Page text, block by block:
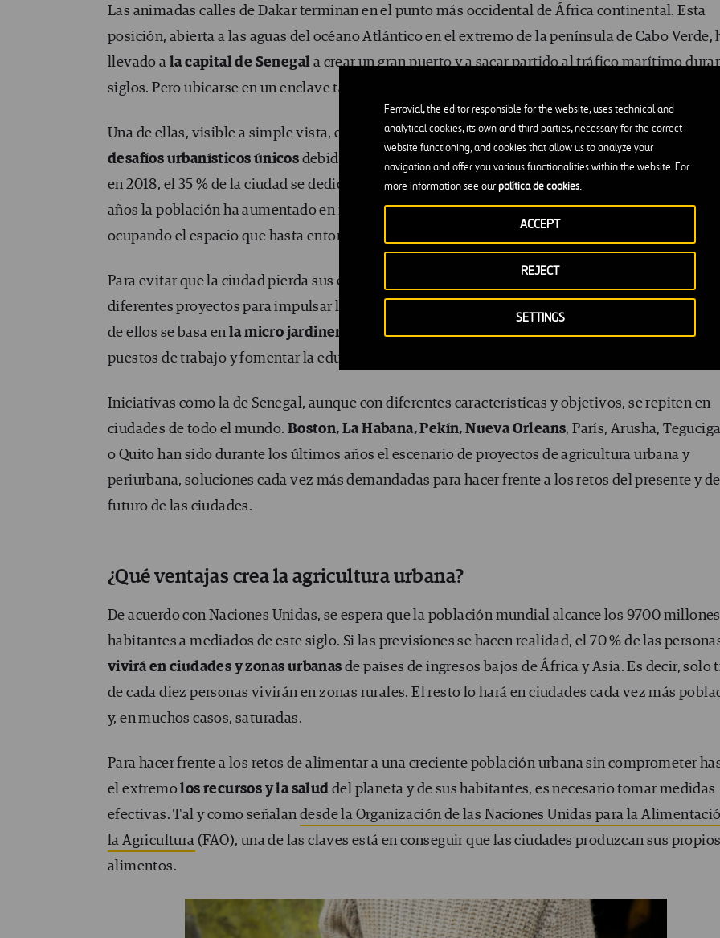
Ferrovial, the editor responsible for the website, uses technical and
analytical cookies, its own and third parties, necessary for the correct
website functioning, and cookies that allow us to analyze your
navigation and offer you various functionalities within the website. For
more information see ourpolítica de cookies.
SETTINGS
REJECT
ACCEPT
Las animadas calles de Dakar terminan en el punto más occidental de África continental. Esta
posición, abierta a las aguas del océano Atlántico en el extremo de la península de Cabo Verde,
llevado ala capital de Senegal a crear un gran puerto y a sacar partido al tráfico marítimo
siglos. Pero ubicarse en un enclave tan particular tiene también otras consecuencias.
Una de ellas, visible a simple vista, es la incapacidad de seguir creciendo. Dakar se enfrenta a
desafíos urbanísticos únicos debido a que gran parte de la ciudad se encuentra en una
en 2018, el 35 % de la ciudad se dedicaba a terrenos cultivables; sin embargo, durante los últimos
años la población ha aumentado en más de un millón de personas y los nuevos vecinos han ido
ocupando el espacio que hasta entonces se dedicaba a los huertos.
Para evitar que la ciudad pierda sus espacios verdes y sus cultivos, el gobierno local ha lanzado
diferentes proyectos para impulsar la creación de huertos de agricultura urbana y periurbana.
de ellos se basa enla micro jardinería
para garantizar la seguridad alimentaria, crear nuevos
puestos de trabajo y fomentar la educación en temas medioambientales.
Iniciativas como la de Senegal, aunque con diferentes características y objetivos, se repiten en
ciudades de todo el mundo. Boston, La Habana, Pekín, Nueva Orleans, París, Arusha,
o Quito han sido durante los últimos años el escenario de proyectos de agricultura urbana y
periurbana, soluciones cada vez más demandadas para hacer frente a los retos del presente y
futuro de las ciudades.
¿Qué ventajas crea la agricultura urbana?
De acuerdo con Naciones Unidas, se espera que la población mundial alcance los 9700
habitantes a mediados de este siglo. Si las previsiones se hacen realidad, el 70 % de las
vivirá en ciudades y zonas urbanas de países de ingresos bajos de África y Asia. Es decir, solo
de cada diez personas vivirán en zonas rurales. El resto lo hará en ciudades cada vez más
y, en muchos casos, saturadas.
Para hacer frente a los retos de alimentar a una creciente población urbana sin comprometer
el extremolos recursos y la salud del planeta y de sus habitantes, es necesario tomar medidas
efectivas. Tal y como señalandesde la Organización de las Naciones Unidas para la
la Agricultura (FAO), una de las claves está en conseguir que las ciudades produzcan sus propios
alimentos.